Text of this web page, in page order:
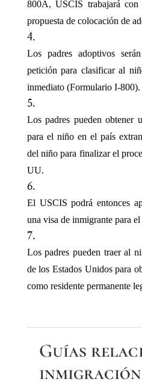
800A, USCIS trabajará
propuesta de colocación de
Los padres adoptivos
petición para clasificar al
inmediato (Formulario I-800).
Los padres pueden obtener
para el niño en el país
del niño para finalizar el
UU.
El USCIS podrá entonces
una visa de inmigrante para
Los padres pueden traer al
de los Estados Unidos para
como residente permanente
Guías
inmigración